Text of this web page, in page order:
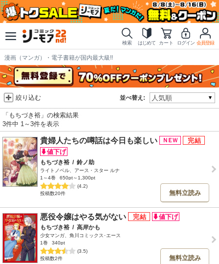
検索 はじめて カート ログイン 会員登録
漫画（マンガ）・電子書籍が国内最大級!!
並べ替え:
絞り込む
「もちづき裕」の検索結果
3件中 1～3件を表示
貴婦人たちの噂話は今日も楽しい
もちづき裕 / 鈴ノ助
ライトノベル、アース・スター ルナ
1～4巻
650pt～1,300pt
(4.2)
投稿数20件
無料立読み
悪役令嬢はやる気がない
もちづき裕 / 高岸かも
少女マンガ、角川コミックス･エース
1巻
340pt
(3.5)
投稿数2件
無料立読み